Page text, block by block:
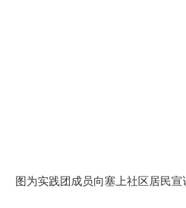
图为实践团成员向塞上社区居民